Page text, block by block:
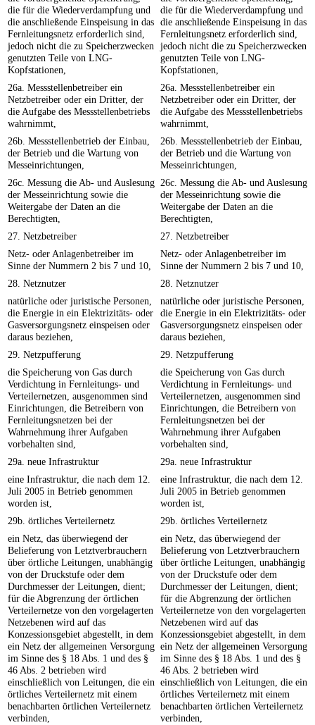
die für die Wiederverdampfung und
die anschließende Einspeisung in das
Fernleitungsnetz erforderlich sind,
jedoch nicht die zu Speicherzwecken
genutzten Teile von LNG-
Kopfstationen,
die für die Wiederverdampfung und
die anschließende Einspeisung in das
Fernleitungsnetz erforderlich sind,
jedoch nicht die zu Speicherzwecken
genutzten Teile von LNG-
Kopfstationen,
26a. Messstellenbetreiber ein
Netzbetreiber oder ein Dritter, der
die Aufgabe des Messstellenbetriebs
wahrnimmt,
26a. Messstellenbetreiber ein
Netzbetreiber oder ein Dritter, der
die Aufgabe des Messstellenbetriebs
wahrnimmt,
26b. Messstellenbetrieb der Einbau,
der Betrieb und die Wartung von
Messeinrichtungen,
26b. Messstellenbetrieb der Einbau,
der Betrieb und die Wartung von
Messeinrichtungen,
26c. Messung die Ab- und Auslesung
der Messeinrichtung sowie die
Weitergabe der Daten an die
Berechtigten,
26c. Messung die Ab- und Auslesung
der Messeinrichtung sowie die
Weitergabe der Daten an die
Berechtigten,
27. Netzbetreiber
27. Netzbetreiber
Netz- oder Anlagenbetreiber im
Sinne der Nummern 2 bis 7 und 10,
Netz- oder Anlagenbetreiber im
Sinne der Nummern 2 bis 7 und 10,
28. Netznutzer
28. Netznutzer
natürliche oder juristische Personen,
die Energie in ein Elektrizitäts- oder
Gasversorgungsnetz einspeisen oder
daraus beziehen,
natürliche oder juristische Personen,
die Energie in ein Elektrizitäts- oder
Gasversorgungsnetz einspeisen oder
daraus beziehen,
29. Netzpufferung
29. Netzpufferung
die Speicherung von Gas durch
Verdichtung in Fernleitungs- und
Verteilernetzen, ausgenommen sind
Einrichtungen, die Betreibern von
Fernleitungsnetzen bei der
Wahrnehmung ihrer Aufgaben
vorbehalten sind,
die Speicherung von Gas durch
Verdichtung in Fernleitungs- und
Verteilernetzen, ausgenommen sind
Einrichtungen, die Betreibern von
Fernleitungsnetzen bei der
Wahrnehmung ihrer Aufgaben
vorbehalten sind,
29a. neue Infrastruktur
29a. neue Infrastruktur
eine Infrastruktur, die nach dem 12.
Juli 2005 in Betrieb genommen
worden ist,
eine Infrastruktur, die nach dem 12.
Juli 2005 in Betrieb genommen
worden ist,
29b. örtliches Verteilernetz
29b. örtliches Verteilernetz
ein Netz, das überwiegend der
Belieferung von Letztverbrauchern
über örtliche Leitungen, unabhängig
von der Druckstufe oder dem
Durchmesser der Leitungen, dient;
für die Abgrenzung der örtlichen
Verteilernetze von den vorgelagerten
Netzebenen wird auf das
Konzessionsgebiet abgestellt, in dem
ein Netz der allgemeinen Versorgung
im Sinne des § 18 Abs. 1 und des §
46 Abs. 2 betrieben wird
einschließlich von Leitungen, die ein
örtliches Verteilernetz mit einem
benachbarten örtlichen Verteilernetz
verbinden,
ein Netz, das überwiegend der
Belieferung von Letztverbrauchern
über örtliche Leitungen, unabhängig
von der Druckstufe oder dem
Durchmesser der Leitungen, dient;
für die Abgrenzung der örtlichen
Verteilernetze von den vorgelagerten
Netzebenen wird auf das
Konzessionsgebiet abgestellt, in dem
ein Netz der allgemeinen Versorgung
im Sinne des § 18 Abs. 1 und des §
46 Abs. 2 betrieben wird
einschließlich von Leitungen, die ein
örtliches Verteilernetz mit einem
benachbarten örtlichen Verteilernetz
verbinden,